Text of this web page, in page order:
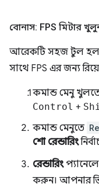
বোনাস: FPS মিটার
আরেকটি সহজ টুল হল
সাথে FPS এর জন্য
কমান্ড মেনু
Control +
কমান্ড মেনুতে
শো রেন্ডারিং
রেন্ডারিং
করুন। আপনার